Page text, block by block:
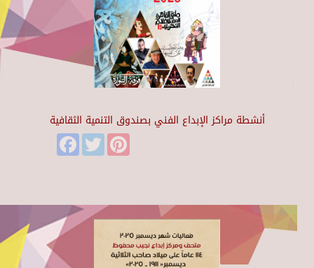
أنشطة مراكز الإبداع الفني بصندوق التنمية الثقافية
FacebookTwitter